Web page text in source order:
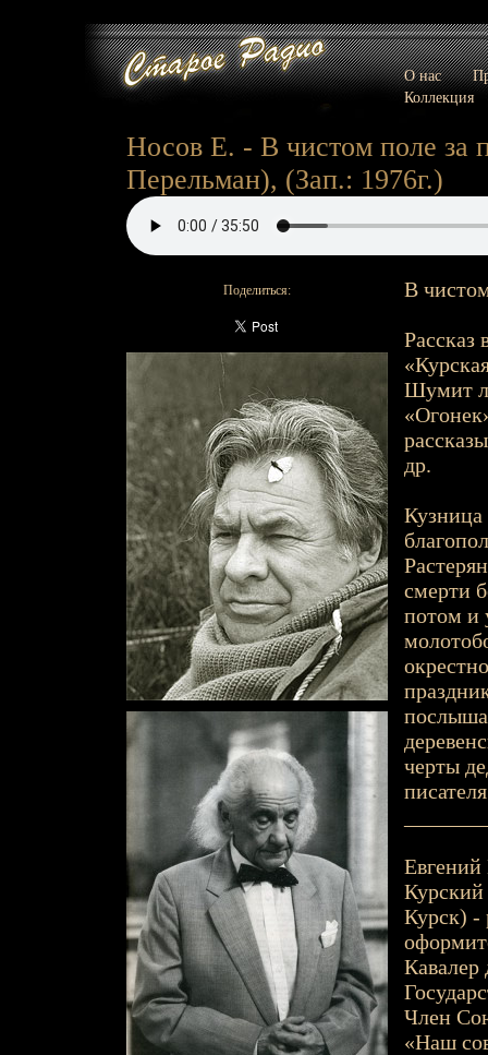
О нас
Коллекция
Носов Е. - В чистом поле за
Перельман), (Зап.: 1976г.)
Поделиться: В
Рассказ
Шумит
др.
смерти
потом и
черты
Евгений
Курский
Курск) -
Кавалер
Член
«Наш